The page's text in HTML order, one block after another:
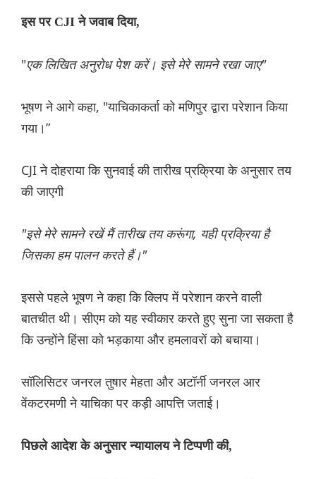
इस पर CJI ने जवाब दिया,
"एक लिखित अनुरोध पेश करें। इसे मेरे सामने रखा जाए"
भूषण ने आगे कहा, "याचिकाकर्ता को मणिपुर द्वारा परेशान किया
गया।”
CJI ने दोहराया कि सुनवाई की तारीख प्रक्रिया के अनुसार तय
की जाएगी
"इसे मेरे सामने रखें मैं तारीख तय करूंगा, यही प्रक्रिया है
जिसका हम पालन करते हैं।"
इससे पहले भूषण ने कहा कि क्लिप में परेशान करने वाली
बातचीत थी। सीएम को यह स्वीकार करते हुए सुना जा सकता है
कि उन्होंने हिंसा को भड़काया और हमलावरों को बचाया।
सॉलिसिटर जनरल तुषार मेहता और अटॉर्नी जनरल आर
वेंकटरमणी ने याचिका पर कड़ी आपत्ति जताई।
पिछले आदेश के अनुसार न्यायालय ने टिप्पणी की,